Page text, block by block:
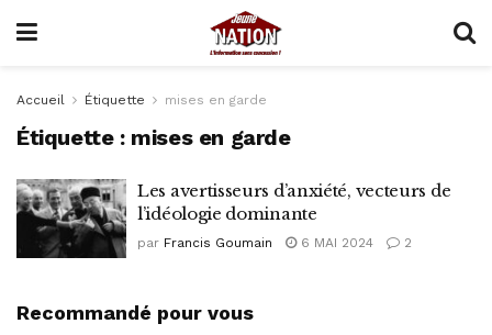
Accueil Étiquette mises en garde
Étiquette : mises en garde
Les avertisseurs d’anxiété, vecteurs de
l’idéologie dominante
par Francis Goumain 6 MAI 2024 2
Recommandé pour vous